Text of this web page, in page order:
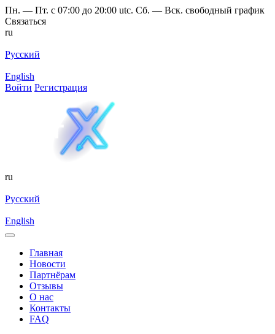
Пн. — Пт. с 07:00 до 20:00 utc. Сб. — Вск. свободный график
Связаться
ru
Русский
English
Войти Регистрация
ru
Русский
English
Главная
Новости
Партнёрам
Отзывы
О нас
Контакты
FAQ